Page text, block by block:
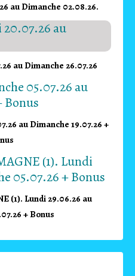
au Dimanche 02.08.26.
au Dimanche 26.07.26
au Dimanche 19.07.26 +
(1). Lundi 29.06.26 au
+ Bonus